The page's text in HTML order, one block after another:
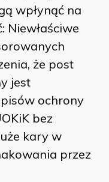
wpłynąć na
Niewłaściwe
że post
jest
ochrony
bez
kary w
przez